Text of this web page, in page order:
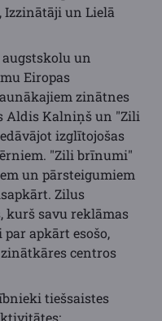
Izzinātāji un Lielā
un
Eiropas
zinātnes
Aldis Kalniņš un "Zili
izglītojošas
"Zili brīnumi"
un pārsteigumiem
Zilus
savu reklāmas
apkārt esošo,
centros
tiešsaistes